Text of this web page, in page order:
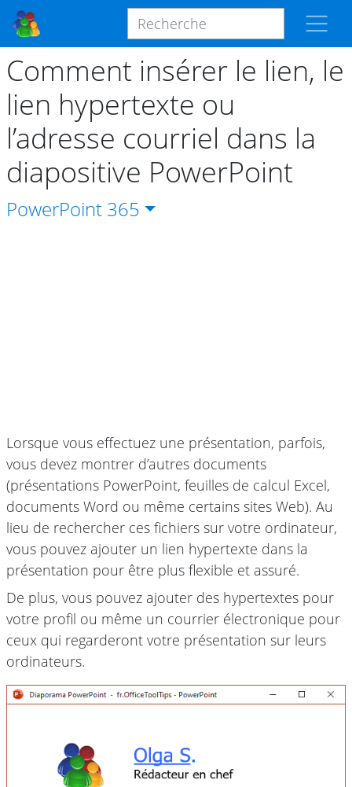
Comment insérer le lien, le
lien hypertexte ou
l’adresse courriel dans la
diapositive PowerPoint
PowerPoint 365
Lorsque vous effectuez une présentation, parfois,
vous devez montrer d’autres documents
(présentations PowerPoint, feuilles de calcul Excel,
documents Word ou même certains sites Web). Au
lieu de rechercher ces fichiers sur votre ordinateur,
vous pouvez ajouter un lien hypertexte dans la
présentation pour être plus flexible et assuré.
De plus, vous pouvez ajouter des hypertextes pour
votre profil ou même un courrier électronique pour
ceux qui regarderont votre présentation sur leurs
ordinateurs.